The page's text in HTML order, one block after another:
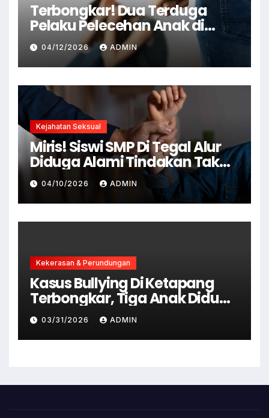
Terbongkar! Dua Terduga
Pelaku Pelecehan Anak di
Cianjur Ditangkap Polisi
04/12/2026 ADMIN
Kejahatan Seksual
Miris! Siswi SMP Di Tegal Alur
Diduga Alami Tindakan Tak
Senonoh Di Sekolah
04/10/2026 ADMIN
Kekerasan & Perundungan
Kasus Bullying Di Ketapang
Terbongkar, Tiga Anak Diduga
Terlibat Kini Jadi Tersangka
03/31/2026 ADMIN